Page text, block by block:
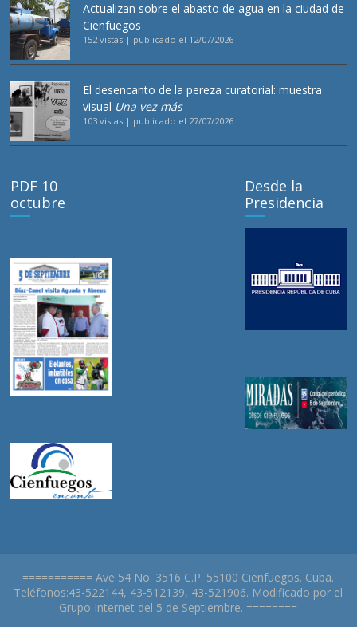
Actualizan sobre el abasto de agua en la ciudad de
Cienfuegos
152 vistas | publicado el 12/07/2026
El desencanto de la pereza curatorial: muestra
visual Una vez más
103 vistas | publicado el 27/07/2026
PDF 10
octubre
Desde la
Presidencia
=========== Ave 54 No. 3516 C.P. 55100 Cienfuegos. Cuba.
Teléfonos:43-522144, 43-512139, 43-521906. Modificado por el
Grupo Internet del 5 de Septiembre. ========